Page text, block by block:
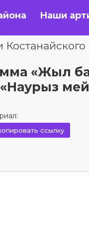
Наши
«Жыл
ссылку